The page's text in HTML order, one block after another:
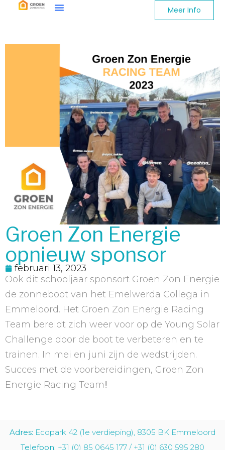
Meer Info
Groen Zon Energie
opnieuw sponsor
februari 13, 2023
Ook dit schooljaar sponsort Groen Zon Energie
de zonneboot van het Emelwerda Collega in
Emmeloord. Het Groen Zon Energie Racing
Team bereidt zich weer voor op de Young Solar
Challenge door de boot te verbeteren en te
trainen. In mei en juni zijn de wedstrijden.
Succes met de voorbereidingen, Groen Zon
Energie Racing Team!!
Adres: Ecopark 42 (1e verdieping), 8305 BK Emmeloord
Telefoon: +31 (0) 85 0645 177 / +31 (0) 630 595 280